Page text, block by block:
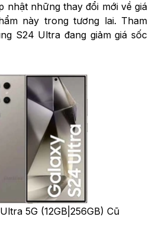
nhật những thay đổi mới về giá
này trong tương lai. Tham
S24 Ultra đang giảm giá sốc
5G (12GB|256GB) Cũ